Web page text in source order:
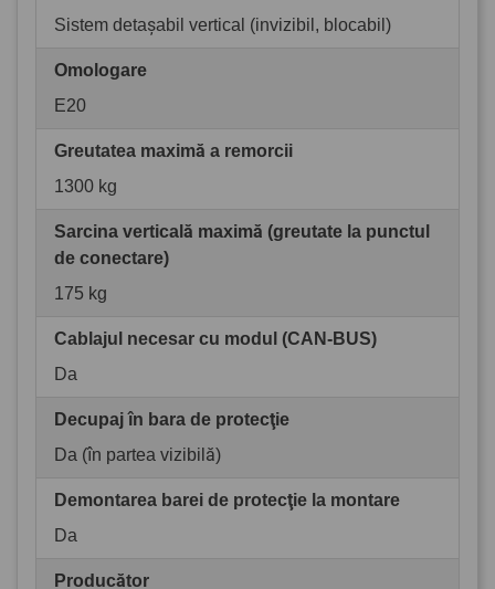
Sistem detașabil vertical (invizibil, blocabil)
Omologare
E20
Greutatea maximă a remorcii
1300 kg
Sarcina verticală maximă (greutate la punctul
de conectare)
175 kg
Cablajul necesar cu modul (CAN-BUS)
Da
Decupaj în bara de protecţie
Da (în partea vizibilă)
Demontarea barei de protecţie la montare
Da
Producător